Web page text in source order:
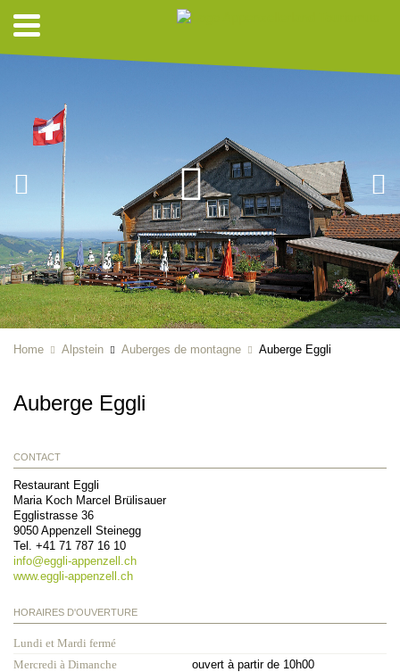
Home Alpstein Auberges de montagne Auberge Eggli
Auberge Eggli
CONTACT
Restaurant Eggli
Maria Koch Marcel Brülisauer
Egglistrasse 36
9050 Appenzell Steinegg
Tel. +41 71 787 16 10
info@eggli-appenzell.ch
www.eggli-appenzell.ch
HORAIRES D'OUVERTURE
Lundi et Mardi fermé
Mercredi à Dimanche
ouvert à partir de 10h00